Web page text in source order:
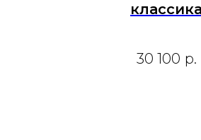
30 100 р.